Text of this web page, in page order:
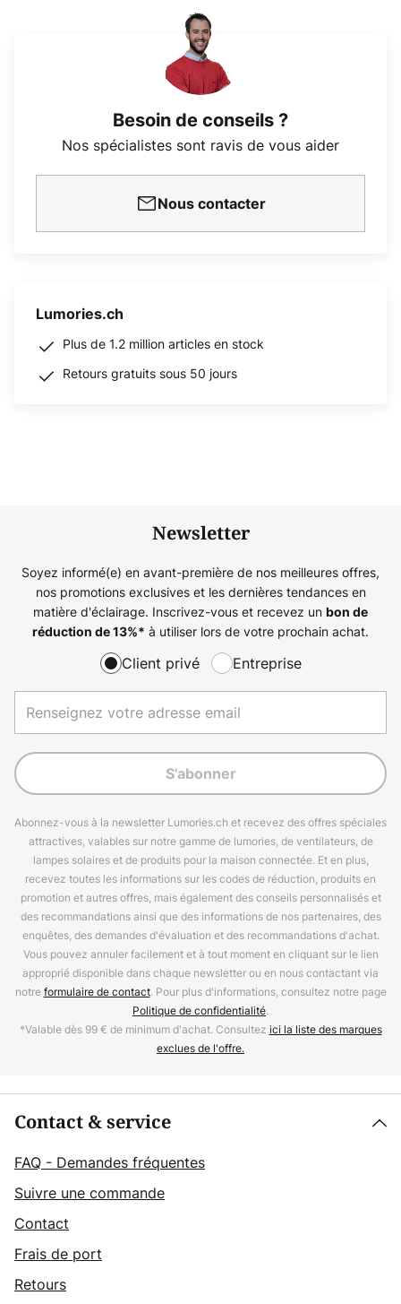
Besoin de conseils ?
Nos spécialistes sont ravis de vous aider
Nous contacter
Lumories.ch
Plus de 1.2 million articles en stock
Retours gratuits sous 50 jours
Newsletter
Soyez informé(e) en avant-première de nos meilleures offres,
nos promotions exclusives et les dernières tendances en
matière d'éclairage. Inscrivez-vous et recevez un bon de
réduction de13%* à utiliser lors de votre prochain achat.
Client privé Entreprise
S'abonner
Abonnez-vous à la newsletter Lumories.ch et recevez des offres spéciales
attractives, valables sur notre gamme de lumories, de ventilateurs, de
lampes solaires et de produits pour la maison connectée. Et en plus,
recevez toutes les informations sur les codes de réduction, produits en
promotion et autres offres, mais également des conseils personnalisés et
des recommandations ainsi que des informations de nos partenaires, des
enquêtes, des demandes d'évaluation et des recommandations d'achat.
Vous pouvez annuler facilement et à tout moment en cliquant sur le lien
approprié disponible dans chaque newsletter ou en nous contactant via
notreformulaire de contact. Pour plus d'informations, consultez notre page
Politique de confidentialité.
*Valable dès 99 € de minimum d'achat. Consultez ici la liste des marques
exclues de l'offre.
Contact & service
FAQ - Demandes fréquentes
Suivre une commande
Contact
Frais de port
Retours